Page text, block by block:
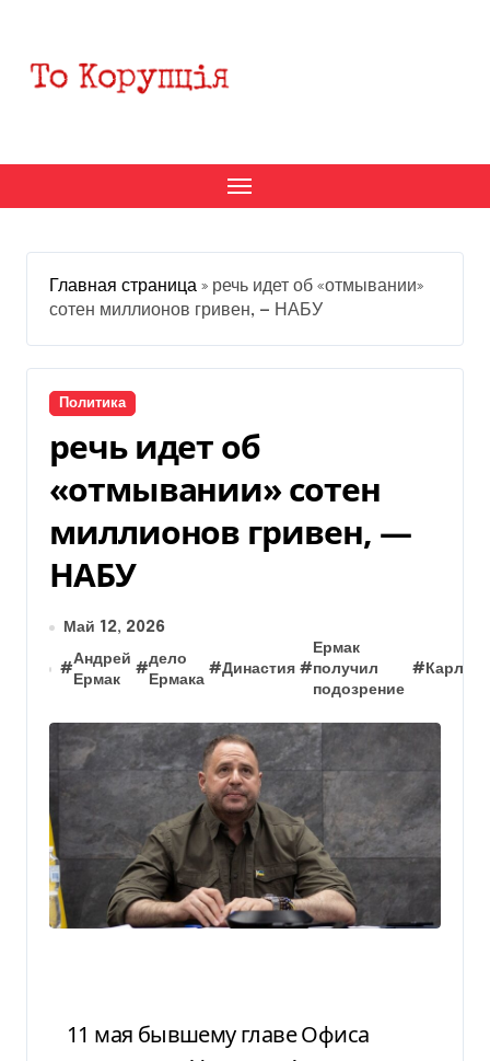
содержанию
Главная страница » речь идет об «отмывании»
сотен миллионов гривен, — НАБУ
Политика
речь идет об
«отмывании» сотен
миллионов гривен, —
НАБУ
Май 12, 2026
#
Андрей
Ермак
#
дело
Ермака
#Династия #
Ермак
получил
подозрение
# Карлсон
11 мая бывшему главе Офиса